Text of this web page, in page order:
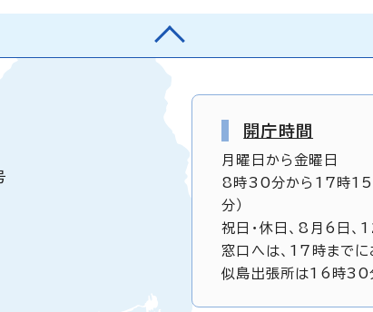
開庁時間
月曜日から金曜日
8時30分から17時15
分）
祝日・休日、8月6日
窓口へは、17時までに
似島出張所は16時30